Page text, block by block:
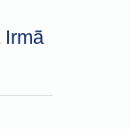
Irmã